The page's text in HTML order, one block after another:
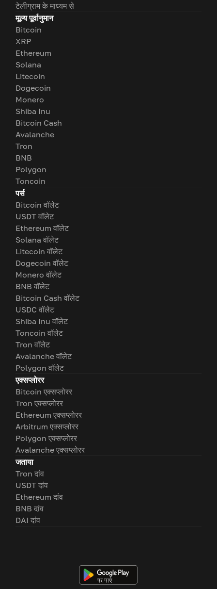
टेलीग्राम के माध्यम से
मूल्य पूर्वानुमान
Bitcoin
XRP
Ethereum
Solana
Litecoin
Dogecoin
Monero
Shiba Inu
Bitcoin Cash
Avalanche
Tron
BNB
Polygon
Toncoin
पर्स
Bitcoin वॉलेट
USDT वॉलेट
Ethereum वॉलेट
Solana वॉलेट
Litecoin वॉलेट
Dogecoin वॉलेट
Monero वॉलेट
BNB वॉलेट
Bitcoin Cash वॉलेट
USDC वॉलेट
Shiba Inu वॉलेट
Toncoin वॉलेट
Tron वॉलेट
Avalanche वॉलेट
Polygon वॉलेट
एक्सप्लोरर
Bitcoin एक्सप्लोरर
Tron एक्सप्लोरर
Ethereum एक्सप्लोरर
Arbitrum एक्सप्लोरर
Polygon एक्सप्लोरर
Avalanche एक्सप्लोरर
जताया
Tron दांव
USDT दांव
Ethereum दांव
BNB दांव
DAI दांव